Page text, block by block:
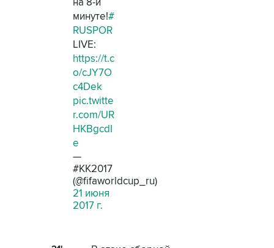
на 8-й
минуте!#
RUSPOR
LIVE:
https://t.c
o/cJY7O
c4Dek
pic.twitte
r.com/UR
HKBgcdI
e
—
#КК2017
(@fifaworldcup_ru)
21 июня
2017 г.